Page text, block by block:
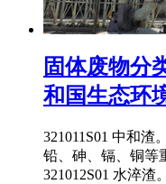
固体废物分
和国生态环
321011S01 中和
铅、砷、镉、铜等
321012S01 水淬渣